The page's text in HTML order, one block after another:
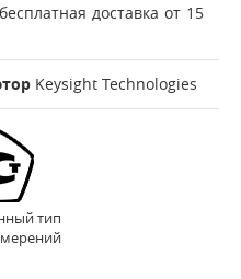
бесплатная доставка от 15
Keysight Technologies
тип